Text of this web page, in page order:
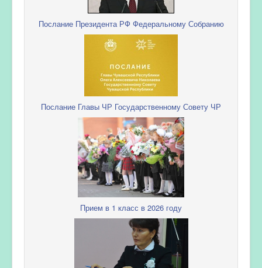
Послание Президента РФ Федеральному Собранию
Послание Главы ЧР Государственному Совету ЧР
Прием в 1 класс в 2026 году